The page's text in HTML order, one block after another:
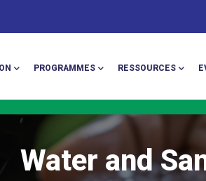
PROGRAMMES RESSOURCES
Water and